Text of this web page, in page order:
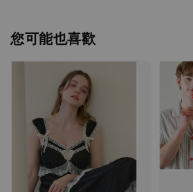
您可能也喜歡